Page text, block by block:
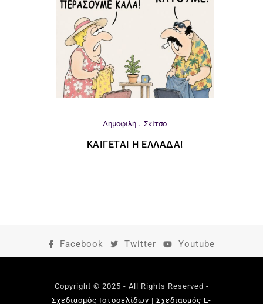
Δημοφιλή Σκίτσο
ΚΑΊΓΕΤΑΙ Η ΕΛΛΆΔΑ!
Facebook Twitter Youtube
Copyright © 2025 - All Rights Reserved -
Σχεδιασμός Ιστοσελίδων | Σχεδιασμός E-